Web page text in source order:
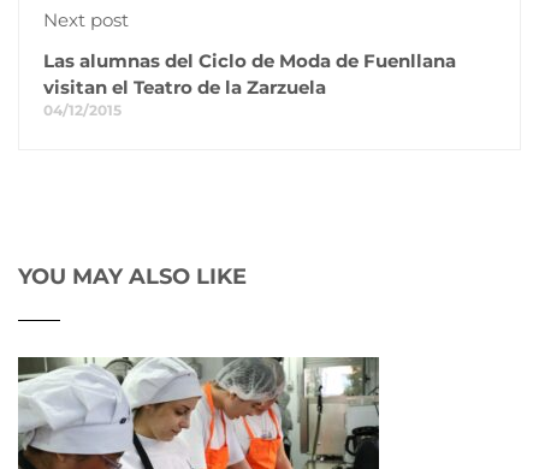
Next post
Las alumnas del Ciclo de Moda de Fuenllana
visitan el Teatro de la Zarzuela
04/12/2015
YOU MAY ALSO LIKE